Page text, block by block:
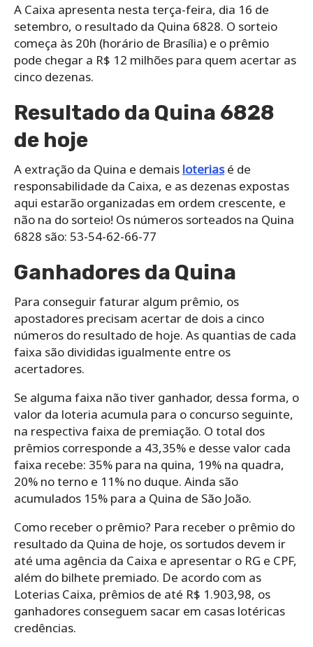
A Caixa apresenta nesta terça-feira, dia 16 de
setembro, o resultado da Quina 6828. O sorteio
começa às 20h (horário de Brasília) e o prêmio
pode chegar a R$ 12 milhões para quem acertar as
cinco dezenas.
Resultado da Quina 6828
de hoje
A extração da Quina e demais loteriasé de
responsabilidade da Caixa, e as dezenas expostas
aqui estarão organizadas em ordem crescente, e
não na do sorteio! Os números sorteados na Quina
6828 são: 53-54-62-66-77
Ganhadores da Quina
Para conseguir faturar algum prêmio, os
apostadores precisam acertar de dois a cinco
números do resultado de hoje. As quantias de cada
faixa são divididas igualmente entre os
acertadores.
Se alguma faixa não tiver ganhador, dessa forma, o
valor da loteria acumula para o concurso seguinte,
na respectiva faixa de premiação. O total dos
prêmios corresponde a 43,35% e desse valor cada
faixa recebe: 35% para na quina, 19% na quadra,
20% no terno e 11% no duque. Ainda são
acumulados 15% para a Quina de São João.
Como receber o prêmio? Para receber o prêmio do
resultado da Quina de hoje, os sortudos devem ir
até uma agência da Caixa e apresentar o RG e CPF,
além do bilhete premiado. De acordo com as
Loterias Caixa, prêmios de até R$ 1.903,98, os
ganhadores conseguem sacar em casas lotéricas
credências.